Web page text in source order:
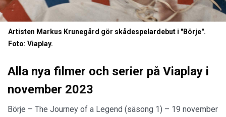
Artisten Markus Krunegård gör skådespelardebut i "Börje".
Foto: Viaplay.
Alla nya filmer och serier på Viaplay i
november 2023
Börje – The Journey of a Legend (säsong 1) – 19 november